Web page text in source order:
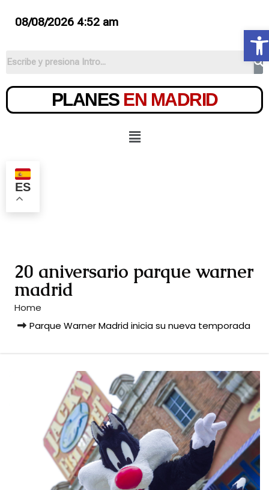
08/08/2026 4:52 am
PLANES EN MADRID
ES
20 aniversario parque warner
madrid
Home
Parque Warner Madrid inicia su nueva temporada